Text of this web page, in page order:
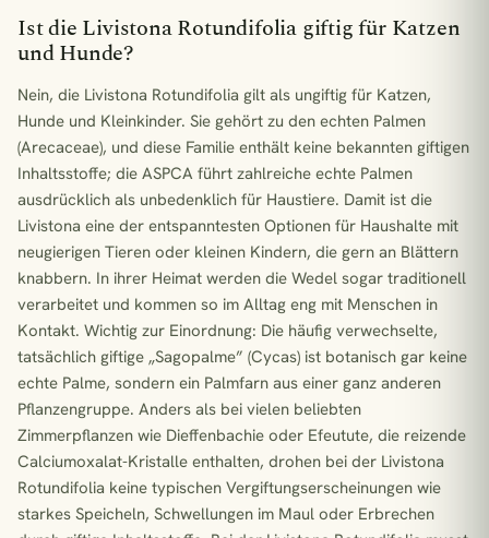
Ist die Livistona Rotundifolia giftig für Katzen
und Hunde?
Nein, die Livistona Rotundifolia gilt als ungiftig für Katzen,
Hunde und Kleinkinder. Sie gehört zu den echten Palmen
(Arecaceae), und diese Familie enthält keine bekannten giftigen
Inhaltsstoffe; die ASPCA führt zahlreiche echte Palmen
ausdrücklich als unbedenklich für Haustiere. Damit ist die
Livistona eine der entspanntesten Optionen für Haushalte mit
neugierigen Tieren oder kleinen Kindern, die gern an Blättern
knabbern. In ihrer Heimat werden die Wedel sogar traditionell
verarbeitet und kommen so im Alltag eng mit Menschen in
Kontakt. Wichtig zur Einordnung: Die häufig verwechselte,
tatsächlich giftige „Sagopalme” (Cycas) ist botanisch gar keine
echte Palme, sondern ein Palmfarn aus einer ganz anderen
Pflanzengruppe. Anders als bei vielen beliebten
Zimmerpflanzen wie Dieffenbachie oder Efeutute, die reizende
Calciumoxalat-Kristalle enthalten, drohen bei der Livistona
Rotundifolia keine typischen Vergiftungserscheinungen wie
starkes Speicheln, Schwellungen im Maul oder Erbrechen